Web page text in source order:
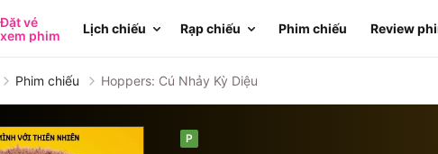
dụng tài chính
Đặt vé
xem phim
Lịch chiếu Rạp chiếu Phim chiếu Review
Phim chiếu Hoppers: Cú Nhảy Kỳ Diệu
P